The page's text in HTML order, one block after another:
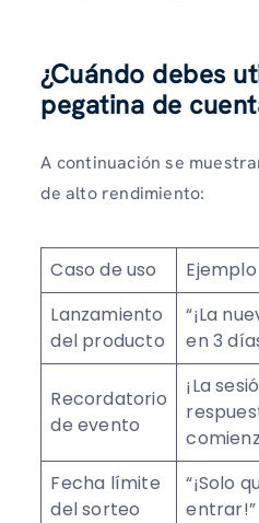
¿Cuándo debes
pegatina de
A continuación se
de alto rendimiento:
Caso de uso
Ejemplo
Lanzamiento
del producto
“¡La
en 3
Recordatorio
de evento
¡La
Fecha límite
del sorteo
“¡Solo
entrar!”